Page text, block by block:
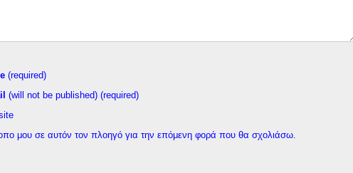
(required)
(will not be published) (required)
μου σε αυτόν τον πλοηγό για την επόμενη φορά που θα σχολιάσω.